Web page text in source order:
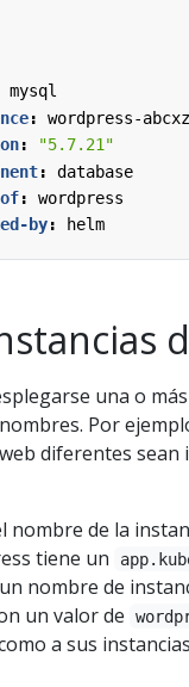
mysql
:
wordpress-
:
"5.7.21"
:
database
:
wordpress
by: helm
una o
Por
diferentes
nombre de la
tiene un
nombre de
un valor de
a sus